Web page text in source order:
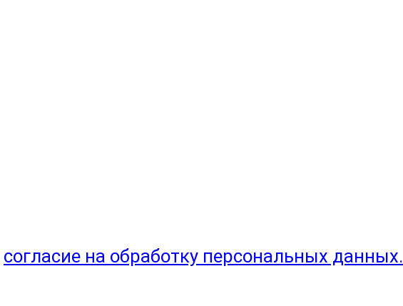
согласие на обработку персональных данных.